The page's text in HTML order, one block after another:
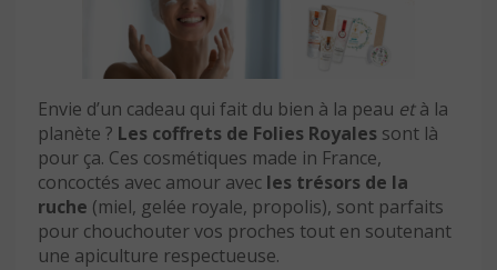
Envie d’un cadeau qui fait du bien à la peau età la
planète ? Les coffrets de Folies Royales sont là
pour ça. Ces cosmétiques made in France,
concoctés avec amour avec les trésors de la
ruche (miel, gelée royale, propolis), sont parfaits
pour chouchouter vos proches tout en soutenant
une apiculture respectueuse.